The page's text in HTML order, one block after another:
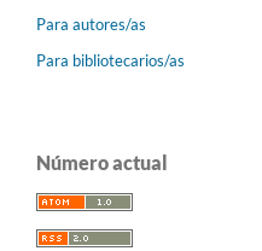
Para autores/as
Para bibliotecarios/as
Número actual